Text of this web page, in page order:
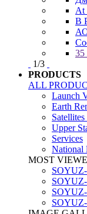
At
В
35
1/3
PRODUCTS
ALL
Launch
Earth
Upper
Services
National
MOST